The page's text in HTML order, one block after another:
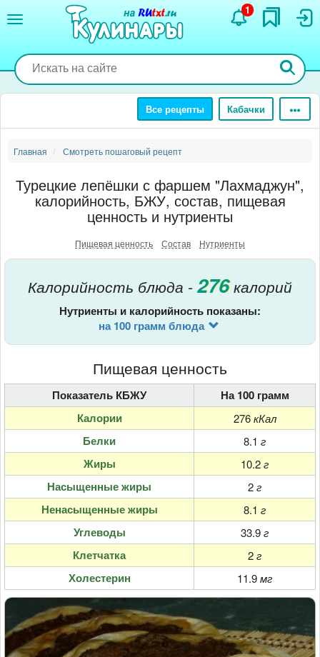
содержанию
1
Все рецепты Кабачки
Главная Смотреть пошаговый рецепт
Турецкие лепёшки с фаршем "Лахмаджун",
калорийность, БЖУ, состав, пищевая
ценность и нутриенты
Пищевая ценность Состав Нутриенты
Калорийность блюда -276 калорий
Нутриенты и калорийность показаны:
на 100 грамм блюда
Пищевая ценность
Показатель КБЖУ
На 100 грамм
Калории
276 кКал
Белки 8.1 г
Жиры 10.2г
Насыщенные жиры 2г
Ненасыщенные жиры 8.1 г
Углеводы 33.9г
Клетчатка 2г
Холестерин 11.9мг